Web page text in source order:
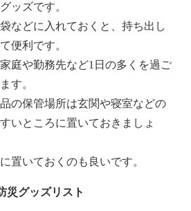
ッズです。
などに入れておくと、持ち出し
便利です。
庭や勤務先など1日の多くを過ご
す。
の保管場所は玄関や寝室などの
いところに置いておきましょ
置いておくのも良いです。
災グッズリスト